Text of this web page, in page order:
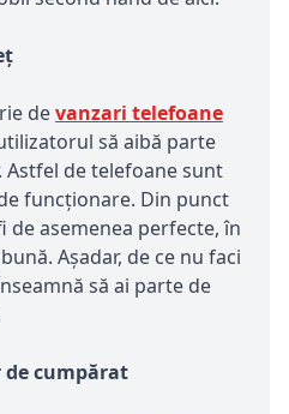
devanzari telefoane
să aibă parte
Astfel de telefoane sunt
funcționare. Din punct
de asemenea perfecte, în
Așadar, de ce nu faci
să ai parte de
de cumpărat